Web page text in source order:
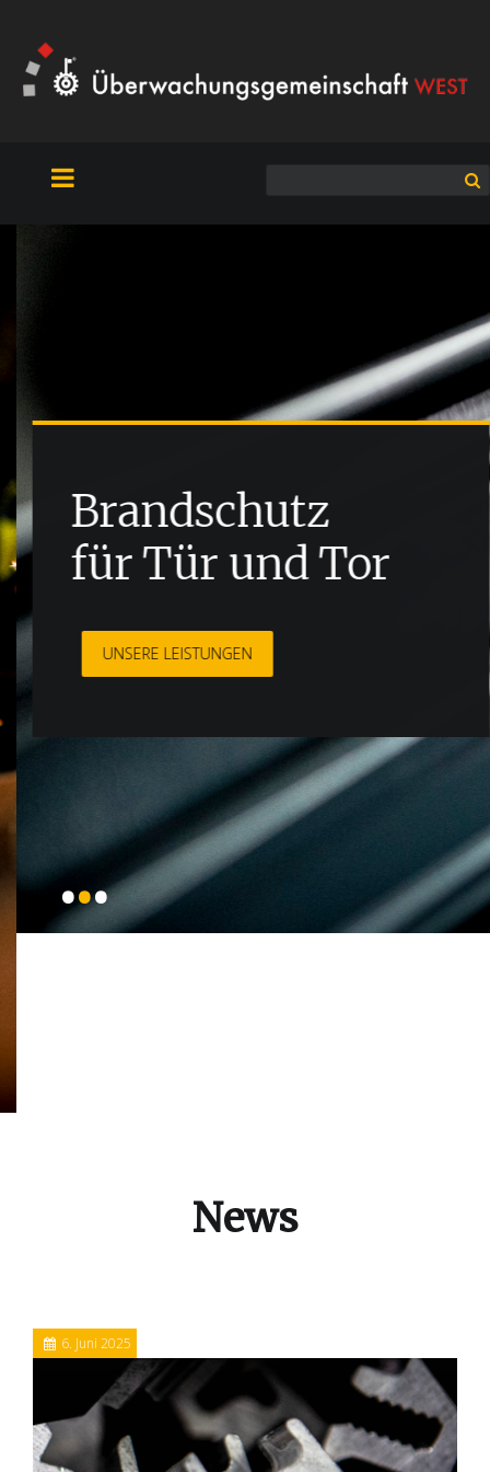
Brandschutz
für Tür und Tor
UNSERE LEISTUNGEN
•••
News
6. Juni 2025